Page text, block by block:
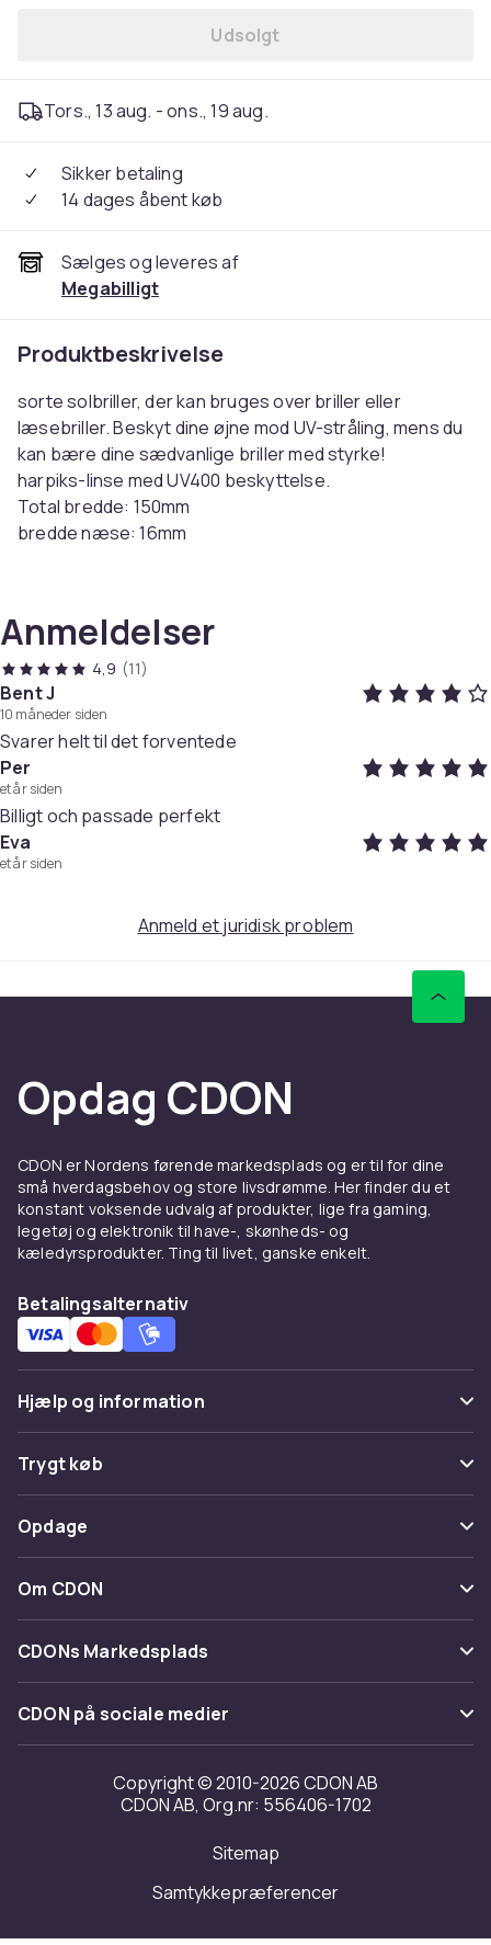
Udsolgt
Tors., 13 aug. - ons., 19 aug.
Sikker betaling
14 dages åbent køb
Sælges og leveres af
Megabilligt
Produktbeskrivelse
sorte solbriller, der kan bruges over briller eller
læsebriller. Beskyt dine øjne mod UV-stråling, mens du
kan bære dine sædvanlige briller med styrke!
harpiks-linse med UV400 beskyttelse.
Total bredde: 150mm
bredde næse: 16mm
Vægt: 32g
Varenr.
da7ce3c2-9ada-5489-aaf8-b7686cdd3683
Produktsikkerhedsinformation
Anmeldelser
4,9 (11)
Bent J
10 måneder siden
Svarer helt til det forventede
Per
et år siden
Billigt och passade perfekt
Eva
et år siden
Anmeld et juridisk problem
Opdag CDON
CDON er Nordens førende markedsplads og er til for dine
små hverdagsbehov og store livsdrømme. Her finder du et
konstant voksende udvalg af produkter, lige fra gaming,
legetøj og elektronik til have-, skønheds- og
kæledyrsprodukter. Ting til livet, ganske enkelt.
Betalingsalternativ
Hjælp og information
Ofte stillede spørgsmål
Spor pakke
Fortryd & returner her
Kontakt os
Trygt køb
Betaling
Levering
Tilbagekaldelser
Opdage
Kategorier
Maerke
Om CDON
Om os
Kundeanmeldelser
Arbejd på CDON
Investor relations
Tilgængelighed
CDONs Markedsplads
Merchant Help Center
CDON på sociale medier
Copyright © 2010-2026 CDON AB
CDON AB, Org.nr: 556406-1702
Sitemap
Samtykkepræferencer